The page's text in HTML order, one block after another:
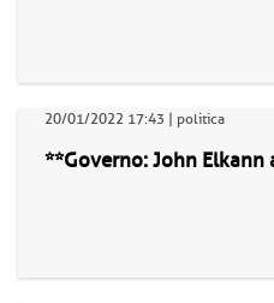
20/01/2022 17:43 | politica
**Governo: John Elkann